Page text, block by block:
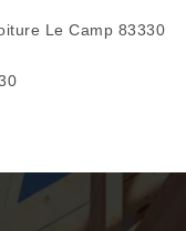
Le Camp 83330